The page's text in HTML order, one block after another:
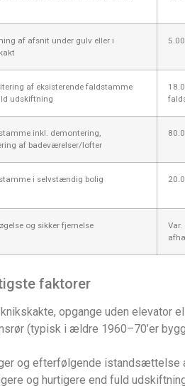
af afsnit under gulv eller i
af eksisterende faldstamme
udskiftning
inkl. demontering,
af badeværelser/lofter
i selvstændig bolig
og sikker fjernelse
faktorer
opgange uden elevator
(typisk i ældre 1960–70’er
og efterfølgende
og hurtigere end fuld